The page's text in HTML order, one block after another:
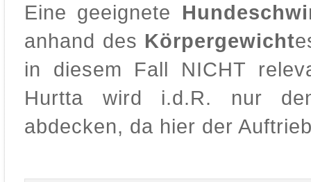
Eine geeignete
anhand des Körpergewicht
in diesem Fall NICHT
Hurtta wird i.d.R. nur
abdecken, da hier der